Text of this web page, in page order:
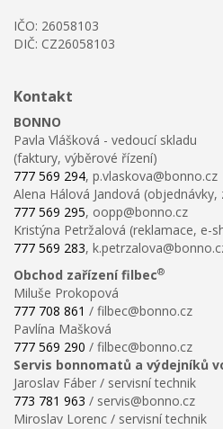
IČO: 26058103
DIČ: CZ26058103
Kontakt
BONNO
Pavla Vlášková - vedoucí skladu
(faktury, výběrové řízení)
777 569 294, p.vlaskova@bonno.cz
Alena Hálová Jandová (objednávky,
777 569 295, oopp@bonno.cz
Kristýna Petržalová (reklamace, e-
777 569 283,
Obchod zařízení filbec®
Miluše Prokopová
777 708 861 / filbec@bonno.cz
Pavlína Mašková
777 569 290 / filbec@bonno.cz
Servis bonnomatů a výdejníků
Jaroslav Fáber / servisní technik
773 781 963 / servis@bonno.cz
Miroslav Lorenc / servisní technik